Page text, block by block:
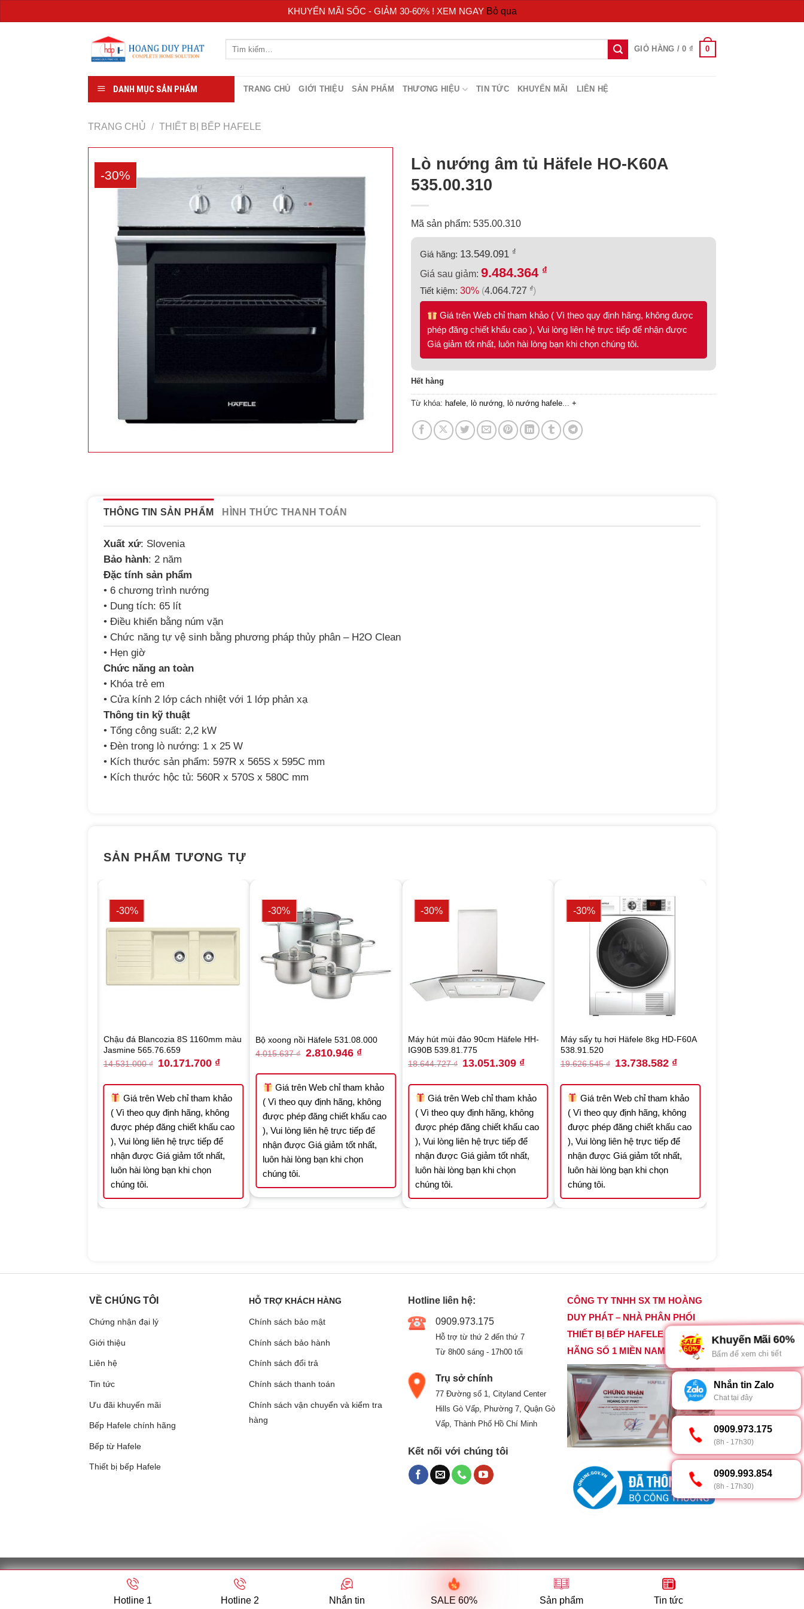
KHUYẾN MÃI SỐC - GIẢM 30-60% ! XEM NGAY Bỏ qua
GIỎ HÀNG /0 ₫ 0
DANH MỤC SẢN PHẨM TRANG CHỦ GIỚI THIỆU SẢN PHẨM THƯƠNG HIỆU TIN TỨC KHUYẾN MÃI LIÊN HỆ
TRANG CHỦ / THIẾT BỊ BẾP HAFELE
-30%
Lò nướng âm tủ Häfele HO-K60A
535.00.310
Mã sản phẩm: 535.00.310
Giá hãng: 13.549.091 ₫
Giá sau giảm: 9.484.364 ₫
Tiết kiệm: 30% (4.064.727 ₫)
Giá trên Web chỉ tham khảo ( Vì theo quy định hãng, không được
phép đăng chiết khấu cao ), Vui lòng liên hệ trực tiếp để nhận được
Giá giảm tốt nhất, luôn hài lòng bạn khi chọn chúng tôi.
Hết hàng
Từ khóa: hafele lò nướng lò nướng hafele +
THÔNG TIN SẢN PHẨM HÌNH THỨC THANH TOÁN
Xuất xứ: Slovenia
Bảo hành: 2 năm
Đặc tính sản phẩm
• 6 chương trình nướng
• Dung tích: 65 lít
• Điều khiển bằng núm vặn
• Chức năng tự vệ sinh bằng phương pháp thủy phân – H2O Clean
• Hẹn giờ
Chức năng an toàn
• Khóa trẻ em
• Cửa kính 2 lớp cách nhiệt với 1 lớp phản xạ
Thông tin kỹ thuật
• Tổng công suất: 2,2 kW
• Đèn trong lò nướng: 1 x 25 W
• Kích thước sản phẩm: 597R x 565S x 595C mm
• Kích thước hộc tủ: 560R x 570S x 580C mm
SẢN PHẨM TƯƠNG TỰ
-30%
Chậu đá Blancozia 8S 1160mm màu
Jasmine 565.76.659
14.531.000₫ Original
price
14.531.000 ₫.
10.171.700 ₫Current
10.171.700 ₫.
Giá trên Web chỉ tham khảo
( Vì theo quy định hãng, không
được phép đăng chiết khấu cao
), Vui lòng liên hệ trực tiếp để
nhận được Giá giảm tốt nhất,
luôn hài lòng bạn khi chọn
chúng tôi.
-30%
Bộ xoong nồi Häfele 531.08.000
4.015.637₫ Original
price
4.015.637 ₫.
2.810.946 ₫Current
2.810.946 ₫.
Giá trên Web chỉ tham khảo
( Vì theo quy định hãng, không
được phép đăng chiết khấu cao
), Vui lòng liên hệ trực tiếp để
nhận được Giá giảm tốt nhất,
luôn hài lòng bạn khi chọn
chúng tôi.
-30%
Máy hút mùi đảo 90cm Häfele HH-
IG90B 539.81.775
18.644.727₫ Original
price
18.644.727 ₫.
13.051.309 ₫Current
13.051.309 ₫.
Giá trên Web chỉ tham khảo
( Vì theo quy định hãng, không
được phép đăng chiết khấu cao
), Vui lòng liên hệ trực tiếp để
nhận được Giá giảm tốt nhất,
luôn hài lòng bạn khi chọn
chúng tôi.
-30%
Máy sấy tụ hơi Häfele 8kg HD-F60A
538.91.520
19.626.545₫ Original
price
19.626.545 ₫.
13.738.582 ₫Current
13.738.582 ₫.
Giá trên Web chỉ tham khảo
( Vì theo quy định hãng, không
được phép đăng chiết khấu cao
), Vui lòng liên hệ trực tiếp để
nhận được Giá giảm tốt nhất,
luôn hài lòng bạn khi chọn
chúng tôi.
7.693.000 ₫.
VỀ CHÚNG TÔI
Chứng nhận đại lý
Giới thiệu
Liên hệ
Tin tức
Ưu đãi khuyến mãi
Bếp Hafele chính hãng
Bếp từ Hafele
Thiết bị bếp Hafele
HỖ TRỢ KHÁCH HÀNG
Chính sách bảo mật
Chính sách bảo hành
Chính sách đổi trả
Chính sách thanh toán
Chính sách vận chuyển và kiểm tra
hàng
Hotline liên hệ:
0909.973.175
Hỗ trợ từ thứ 2 đến thứ 7
Từ 8h00 sáng - 17h00 tối
Trụ sở chính
77 Đường số 1, Cityland Center
Hills Gò Vấp, Phường 7, Quận Gò
Vấp, Thành Phố Hồ Chí Minh
Kết nối với chúng tôi
CÔNG TY TNHH SX TM HOÀNG
DUY PHÁT – NHÀ PHÂN PHỐI
THIẾT BỊ BẾP HAFELE CHÍNH
HÃNG SỐ 1 MIỀN NAM
cấp ngày 26/01/2007) - Địa chỉ: 77 Đường số 1, Khu dân cư CityLand, Phường 7, Quận Gò Vấp, Thành phố Hồ Chí Minh
Khuyến Mãi 60%
Bấm để xem chi tiết
Nhắn tin Zalo
Chat tại đây
0909.973.175
(8h - 17h30)
0909.993.854
(8h - 17h30)
Hotline 1 Hotline 2 Nhắn tin SALE 60% Sản phẩm Tin tức